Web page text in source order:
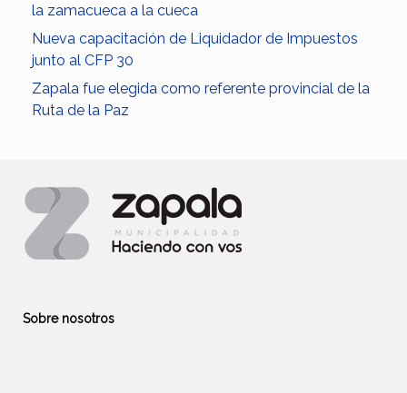
la zamacueca a la cueca
Nueva capacitación de Liquidador de Impuestos
junto al CFP 30
Zapala fue elegida como referente provincial de la
Ruta de la Paz
Sobre nosotros